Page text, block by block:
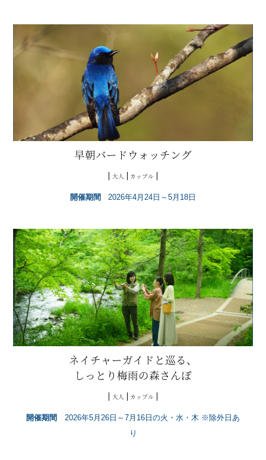
早朝バードウォッチング
大人 カップル
開催期間 2026年4月24日～5月18日
ネイチャーガイドと巡る、
しっとり梅雨の森さんぽ
大人 カップル
開催期間
2026年5月26日～7月16日の火・水・木 ※除外日あ
り